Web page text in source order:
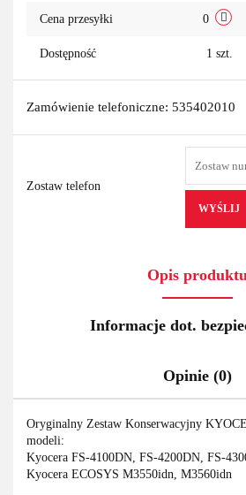
Cena przesyłki 0
Dostępność 1 szt.
Zamówienie telefoniczne: 535402010
Zostaw telefon
WYŚLIJ
Opis
Informacje dot.
Opinie (0)
Oryginalny Zestaw Konserwacyjny
modeli:
Kyocera FS-4100DN, FS-4200DN, FS-
Kyocera ECOSYS M3550idn, M3560idn